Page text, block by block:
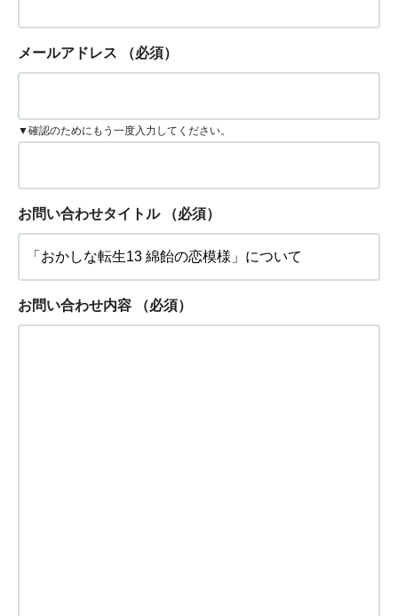
メールアドレス （必須）
▼確認のためにもう一度入力してください。
お問い合わせタイトル （必須）
お問い合わせ内容 （必須）